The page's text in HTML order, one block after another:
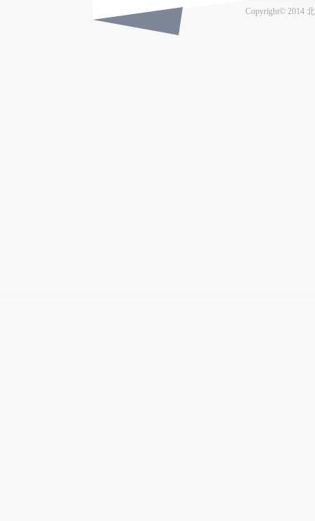
Copyright© 2014